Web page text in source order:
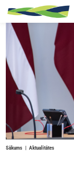
Skip to main content
Sākums Aktualitātes